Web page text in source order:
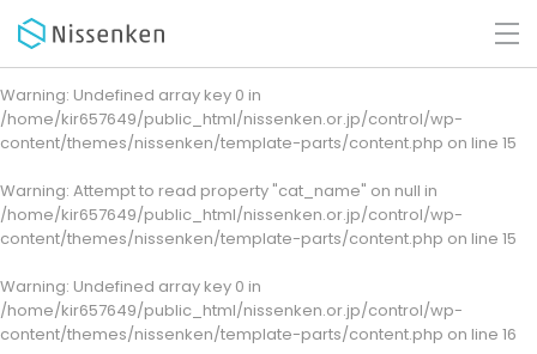
Warning: Undefined array key 0 in
/home/kir657649/public_html/nissenken.or.jp/control/wp-
content/themes/nissenken/template-parts/content.php on line 15
Warning: Attempt to read property "cat_name" on null in
/home/kir657649/public_html/nissenken.or.jp/control/wp-
content/themes/nissenken/template-parts/content.php on line 15
Warning: Undefined array key 0 in
/home/kir657649/public_html/nissenken.or.jp/control/wp-
content/themes/nissenken/template-parts/content.php on line 16